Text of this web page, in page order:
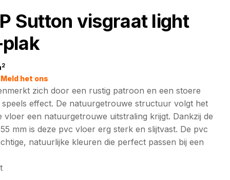
Sutton visgraat light
2
het ons
zich door een rustig patroon en een stoere
effect. De natuurgetrouwe structuur volgt het
een natuurgetrouwe uitstraling krijgt. Dankzij de
mm is deze pvc vloer erg sterk en slijtvast. De pvc
natuurlijke kleuren die perfect passen bij een